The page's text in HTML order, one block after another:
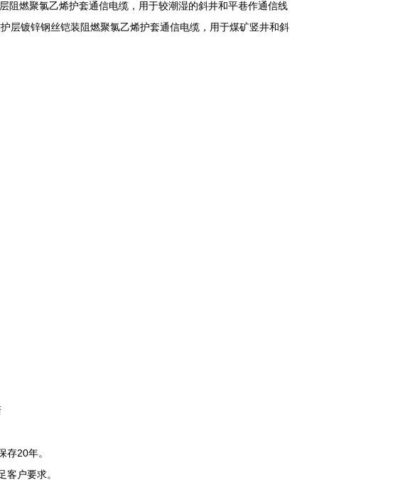
阻燃聚氯乙烯护套通信电缆，用于较潮湿的斜井和平巷作通信线
层镀锌钢丝铠装阻燃聚氯乙烯护套通信电缆，用于煤矿竖井和斜
20年。
户要求。